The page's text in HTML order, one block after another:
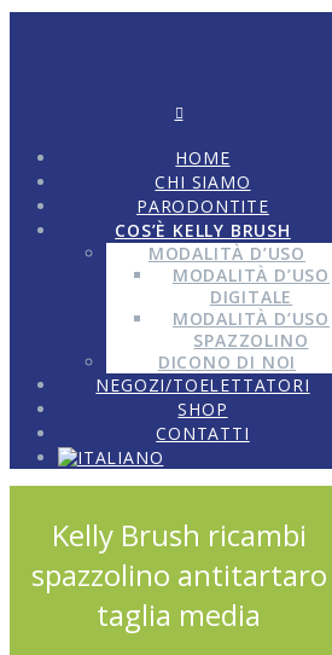
HOME
CHI SIAMO
PARODONTITE
COS’È KELLY BRUSH
MODALITÀ D’USO
MODALITÀ D’USO
DIGITALE
MODALITÀ D’USO
SPAZZOLINO
DICONO DI NOI
NEGOZI/TOELETTATORI
SHOP
CONTATTI
Kelly Brush ricambi
spazzolino antitartaro
taglia media